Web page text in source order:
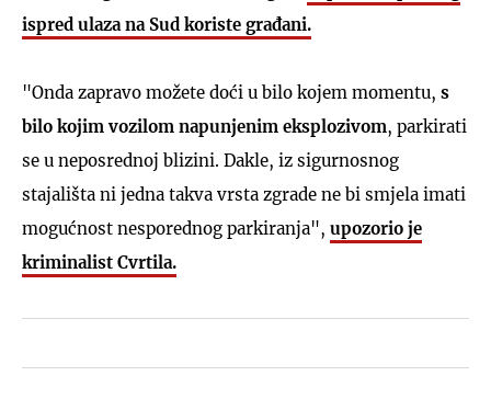
ispred ulaza na Sud koriste građani.
"Onda zapravo možete doći u bilo kojem momentu, s
bilo kojim vozilom napunjenim eksplozivom, parkirati
se u neposrednoj blizini. Dakle, iz sigurnosnog
stajališta ni jedna takva vrsta zgrade ne bi smjela imati
mogućnost nesporednog parkiranja", upozorio je
kriminalist Cvrtila.